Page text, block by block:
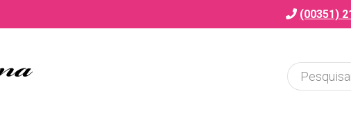
(00351)